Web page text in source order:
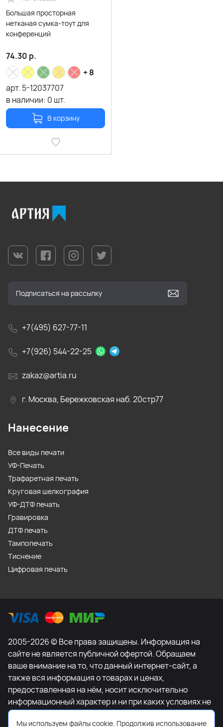
Большая просторная
нетканая сумка-тоут для
конференций
74.30 р.
+ 8
арт. 5-12037707
в наличии: 0 шт.
В корзину
+7(495) 627-77-11
+7(926) 544-22-25
zakaz@artia.ru
г. Москва, Бережковская наб. 20стр77
Нанесение
Все виды печати
УФ-Печать
Трафаретная печать
Круговая шелкография
УФ-ДТФ печать
Гравировка
ДТФ печать
Тампопечать
Тиснение
Цифровая печать
2005-2026 © Все права защищены. Информация на
сайте не является публичной офертой. Обращаем
ваше внимание на то, что данный интернет-сайт, а
также вся информация о товарах и ценах,
предоставленная на нём, носит исключительно
информационный характер и ни при каких условиях не
является публичной офертой, определяемой
Мы используем файлы cookie. Продолжив использование